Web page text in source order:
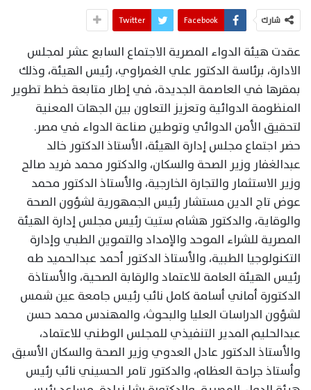
شارك Facebook
Twitter
عقدت هيئة الدواء المصرية الاجتماع السابع عشر لمجلس
الادارة، برئاسة الدكتور علي الغمراوي، رئيس الهيئة، وذلك
بمقرها في العاصمة الجديدة، في إطار متابعة خطط تطوير
المنظومة الدوائية وتعزيز التعاون بين الجهات المعنية
لتحقيق الأمن الدوائي وتوطين صناعة الدواء في مصر.
حضر اجتماع مجلس إدارة الهيئة، الأستاذ الدكتور خالد
عبدالغفار وزير الصحة والسكان، والدكتور محمد فريد صالح
وزير الاستثمار والتجارة الخارجية، والأستاذ الدكتور محمد
عوض تاج الدين مستشار رئيس الجمهورية لشؤون الصحة
والوقاية، والدكتور هشام ستيت رئيس مجلس إدارة الهيئة
المصرية للشراء الموحد والإمداد والتموين الطبي وإدارة
التكنولوجيا الطبية، والأستاذ الدكتور أحمد عبدالحميد طه
رئيس الهيئة العامة للاعتماد والرقابة الصحية، والأستاذة
الدكتورة أماني أسامة كامل نائب رئيس جامعة عين شمس
لشؤون الدراسات العليا والبحوث، والمهندس محمد حسن
عبدالحليم المدير التنفيذي للمجلس الوطني للاعتماد،
والأستاذ الدكتور عادل العدوي وزير الصحة والسكان الأسبق
وأستاذ جراحة العظام، والدكتور تامر الحسيني نائب رئيس